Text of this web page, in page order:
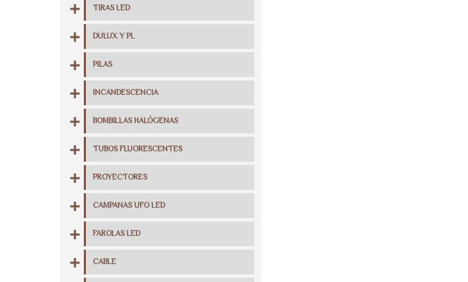
TIRAS LED
DULUX Y PL
PILAS
INCANDESCENCIA
BOMBILLAS HALÓGENAS
TUBOS FLUORESCENTES
PROYECTORES
CAMPANAS UFO LED
FAROLAS LED
CABLE